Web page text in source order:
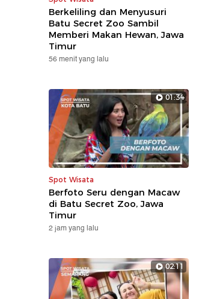
Berkeliling dan Menyusuri
Batu Secret Zoo Sambil
Memberi Makan Hewan, Jawa
Timur
56 menit yang lalu
01:34
Spot Wisata
Berfoto Seru dengan Macaw
di Batu Secret Zoo, Jawa
Timur
2 jam yang lalu
02:11